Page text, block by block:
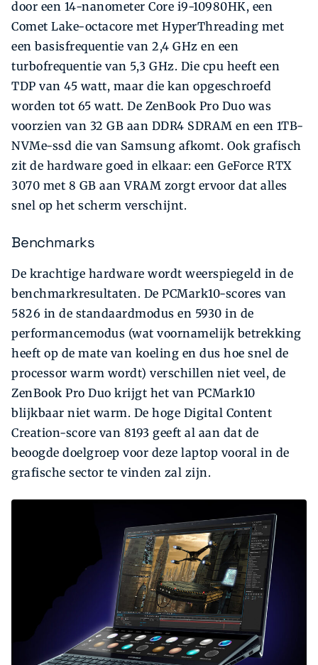
door een 14-nanometer Core i9-10980HK, een
Comet Lake-octacore met HyperThreading met
een basisfrequentie van 2,4 GHz en een
turbofrequentie van 5,3 GHz. Die cpu heeft een
TDP van 45 watt, maar die kan opgeschroefd
worden tot 65 watt. De ZenBook Pro Duo was
voorzien van 32 GB aan DDR4 SDRAM en een 1TB-
NVMe-ssd die van Samsung afkomt. Ook grafisch
zit de hardware goed in elkaar: een GeForce RTX
3070 met 8 GB aan VRAM zorgt ervoor dat alles
snel op het scherm verschijnt.
Benchmarks
De krachtige hardware wordt weerspiegeld in de
benchmarkresultaten. De PCMark10-scores van
5826 in de standaardmodus en 5930 in de
performancemodus (wat voornamelijk betrekking
heeft op de mate van koeling en dus hoe snel de
processor warm wordt) verschillen niet veel, de
ZenBook Pro Duo krijgt het van PCMark10
blijkbaar niet warm. De hoge Digital Content
Creation-score van 8193 geeft al aan dat de
beoogde doelgroep voor deze laptop vooral in de
grafische sector te vinden zal zijn.